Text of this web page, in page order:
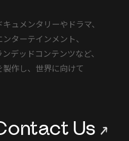
キュメンタリーや ドラマ、
ターテインメント、
ンデッドコンテンツなど、
製作し、 世界に向けて
Us→